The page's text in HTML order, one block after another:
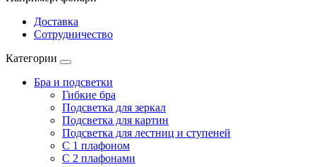
Доставка
Сотрудничество
Категории
Бра и подсветки
Гибкие бра
Подсветка для зеркал
Подсветка для картин
Подсветка для лестниц и ступеней
С 1 плафоном
С 2 плафонами